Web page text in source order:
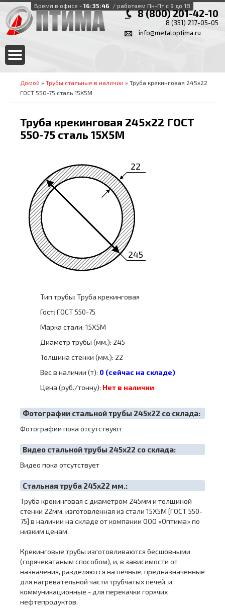
Время в офисе - 16:35:46 / работаем Пн-Пт с 9 до 18
8 (800) 201-42-10
8 (351) 217-05-05
info@metaloptima.ru
Домой » Трубы стальные в наличии » Труба крекинговая 245х22
ГОСТ 550-75 сталь 15Х5М
Труба крекинговая 245х22 ГОСТ
550-75 сталь 15Х5М
245
22
Тип трубы: Труба крекинговая
Гост: ГОСТ 550-75
Марка стали: 15Х5М
Диаметр трубы (мм.): 245
Толщина стенки (мм.): 22
Вес в наличии (т): 0 (сейчас на складе)
Цена (руб./тонну): Нет в наличии
Фотографии стальной трубы 245х22 со склада:
Фотографии пока отсутствуют
Видео стальной трубы 245х22 со склада:
Видео пока отсутствует
Cтальная труба 245х22 мм.:
Труба крекинговая с диаметром 245мм и толщиной
стенки 22мм, изготовленная из стали 15Х5М [ГОСТ 550-
75] в наличии на складе от компании ООО «Оптима» по
низким ценам.
Крекинговые трубы изготовливаются бесшовными
(горячекатаным способом), и, в зависимости от
назначения, разделяются на печные, предназначенные
для нагревательной части трубчатых печей, и
коммуникационные - для перекачки горячих
нефтепродуктов.